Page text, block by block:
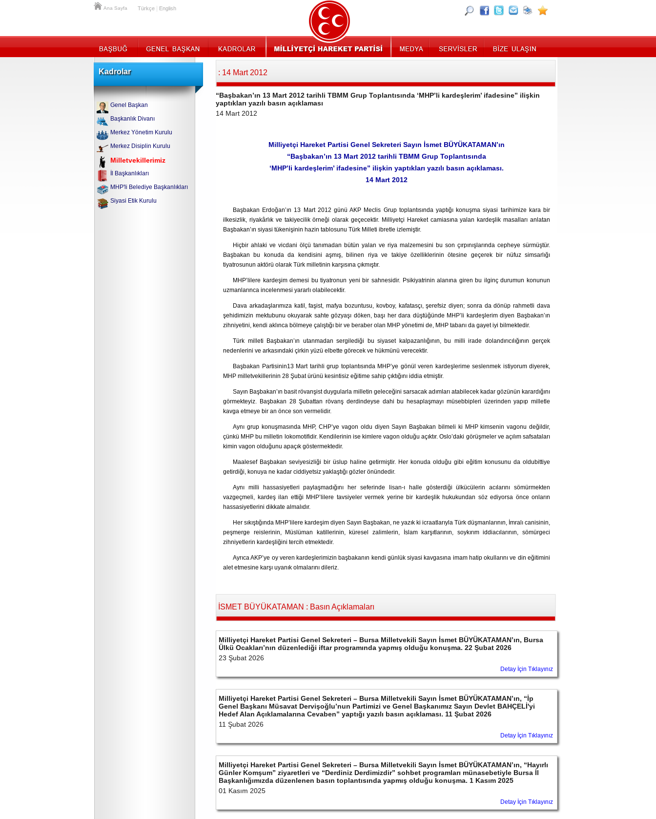
Ana Sayfa Türkçe English
Kadrolar
Genel Başkan
Başkanlık Divanı
Merkez Yönetim Kurulu
Merkez Disiplin Kurulu
Milletvekillerimiz
İl Başkanlıkları
MHP'li Belediye Başkanlıkları
Siyasi Etik Kurulu
: 14 Mart 2012
“Başbakan’ın 13 Mart 2012 tarihli TBMM Grup Toplantısında ‘MHP’li kardeşlerim’ ifadesine” ilişkin
yaptıkları yazılı basın açıklaması
14 Mart 2012
Milliyetçi Hareket Partisi Genel Sekreteri Sayın İsmet BÜYÜKATAMAN’ın
“Başbakan’ın 13 Mart 2012 tarihli TBMM Grup Toplantısında
‘MHP’li kardeşlerim’ ifadesine” ilişkin yaptıkları yazılı basın açıklaması.
14 Mart 2012
Başbakan Erdoğan’ın 13 Mart 2012 günü AKP Meclis Grup toplantısında yaptığı konuşma siyasi tarihimize kara bir
ilkesizlik, riyakârlık ve takiyecilik örneği olarak geçecektir. Milliyetçi Hareket camiasına yalan kardeşlik masalları anlatan
Başbakan’ın siyasi tükenişinin hazin tablosunu Türk Milleti ibretle izlemiştir.
Hiçbir ahlaki ve vicdani ölçü tanımadan bütün yalan ve riya malzemesini bu son çırpınışlarında cepheye sürmüştür.
Başbakan bu konuda da kendisini aşmış, bilinen riya ve takiye özelliklerinin ötesine geçerek bir nüfuz simsarlığı
tiyatrosunun aktörü olarak Türk milletinin karşısına çıkmıştır.
MHP’lilere kardeşim demesi bu tiyatronun yeni bir sahnesidir. Psikiyatrinin alanına giren bu ilginç durumun konunun
uzmanlarınca incelenmesi yararlı olabilecektir.
Dava arkadaşlarımıza katil, faşist, mafya bozuntusu, kovboy, kafatasçı, şerefsiz diyen; sonra da dönüp rahmetli dava
şehidimizin mektubunu okuyarak sahte gözyaşı döken, başı her dara düştüğünde MHP’li kardeşlerim diyen Başbakan’ın
zihniyetini, kendi aklınca bölmeye çalıştığı bir ve beraber olan MHP yönetimi de, MHP tabanı da gayet iyi bilmektedir.
Türk milleti Başbakan’ın utanmadan sergilediği bu siyaset kalpazanlığının, bu milli irade dolandırıcılığının gerçek
nedenlerini ve arkasındaki çirkin yüzü elbette görecek ve hükmünü verecektir.
Başbakan Partisinin13 Mart tarihli grup toplantısında MHP’ye gönül veren kardeşlerime seslenmek istiyorum diyerek,
MHP milletvekillerinin 28 Şubat ürünü kesintisiz eğitime sahip çıktığını iddia etmiştir.
Sayın Başbakan’ın basit rövanşist duygularla milletin geleceğini sarsacak adımları atabilecek kadar gözünün karardığını
görmekteyiz. Başbakan 28 Şubattan rövanş derdindeyse dahi bu hesaplaşmayı müsebbipleri üzerinden yapıp milletle
kavga etmeye bir an önce son vermelidir.
Aynı grup konuşmasında MHP, CHP’ye vagon oldu diyen Sayın Başbakan bilmeli ki MHP kimsenin vagonu değildir,
çünkü MHP bu milletin lokomotifidir. Kendilerinin ise kimlere vagon olduğu açıktır. Oslo’daki görüşmeler ve açılım safsataları
kimin vagon olduğunu apaçık göstermektedir.
Maalesef Başbakan seviyesizliği bir üslup haline getirmiştir. Her konuda olduğu gibi eğitim konusunu da oldubittiye
getirdiği, konuya ne kadar ciddiyetsiz yaklaştığı gözler önündedir.
Aynı milli hassasiyetleri paylaşmadığını her seferinde lisan-ı halle gösterdiği ülkücülerin acılarını sömürmekten
vazgeçmeli, kardeş ilan ettiği MHP’lilere tavsiyeler vermek yerine bir kardeşlik hukukundan söz ediyorsa önce onların
hassasiyetlerini dikkate almalıdır.
Her sıkıştığında MHP’lilere kardeşim diyen Sayın Başbakan, ne yazık ki icraatlarıyla Türk düşmanlarının, İmralı canisinin,
peşmerge reislerinin, Müslüman katillerinin, küresel zalimlerin, İslam karşıtlarının, soykırım iddiacılarının, sömürgeci
zihniyetlerin kardeşliğini tercih etmektedir.
Ayrıca AKP’ye oy veren kardeşlerimizin başbakanın kendi günlük siyasi kavgasına imam hatip okullarını ve din eğitimini
alet etmesine karşı uyanık olmalarını dileriz.
İSMET BÜYÜKATAMAN : Basın Açıklamaları
Milliyetçi Hareket Partisi Genel Sekreteri – Bursa Milletvekili Sayın İsmet BÜYÜKATAMAN’ın, Bursa
Ülkü Ocakları’nın düzenlediği iftar programında yapmış olduğu konuşma. 22 Şubat 2026
23 Şubat 2026
Detay İçin Tıklayınız
Milliyetçi Hareket Partisi Genel Sekreteri – Bursa Milletvekili Sayın İsmet BÜYÜKATAMAN’ın, “İp
Genel Başkanı Müsavat Dervişoğlu’nun Partimizi ve Genel Başkanımız Sayın Devlet BAHÇELİ'yi
Hedef Alan Açıklamalarına Cevaben” yaptığı yazılı basın açıklaması. 11 Şubat 2026
11 Şubat 2026
Detay İçin Tıklayınız
Milliyetçi Hareket Partisi Genel Sekreteri – Bursa Milletvekili Sayın İsmet BÜYÜKATAMAN’ın, “Hayırlı
Günler Komşum” ziyaretleri ve “Derdiniz Derdimizdir” sohbet programları münasebetiyle Bursa İl
Başkanlığımızda düzenlenen basın toplantısında yapmış olduğu konuşma. 1 Kasım 2025
01 Kasım 2025
Detay İçin Tıklayınız